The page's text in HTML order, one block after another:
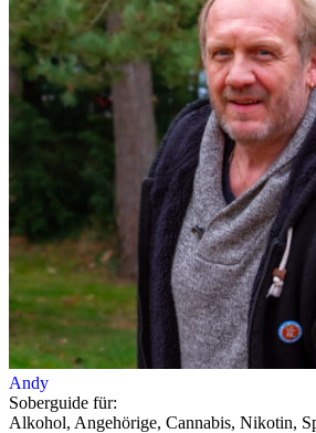
Andy
Soberguide für:
Alkohol, Angehörige, Cannabis, Nikotin,